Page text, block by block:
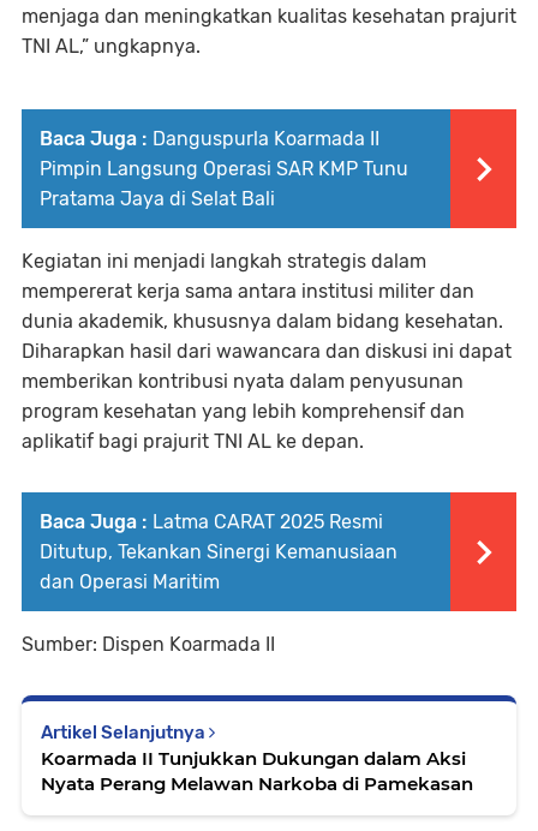
menjaga dan meningkatkan kualitas kesehatan prajurit
TNI AL,” ungkapnya.
Baca Juga : Danguspurla Koarmada II
Pimpin Langsung Operasi SAR KMP Tunu
Pratama Jaya di Selat Bali
Kegiatan ini menjadi langkah strategis dalam
mempererat kerja sama antara institusi militer dan
dunia akademik, khususnya dalam bidang kesehatan.
Diharapkan hasil dari wawancara dan diskusi ini dapat
memberikan kontribusi nyata dalam penyusunan
program kesehatan yang lebih komprehensif dan
aplikatif bagi prajurit TNI AL ke depan.
Baca Juga : Latma CARAT 2025 Resmi
Ditutup, Tekankan Sinergi Kemanusiaan
dan Operasi Maritim
Sumber: Dispen Koarmada II
Artikel Selanjutnya
Koarmada II Tunjukkan Dukungan dalam Aksi
Nyata Perang Melawan Narkoba di Pamekasan